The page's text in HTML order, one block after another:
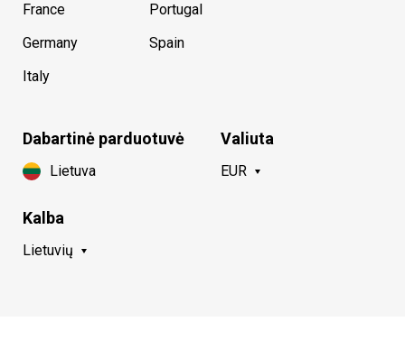
France
Germany
Italy
Portugal
Spain
Dabartinė parduotuvė
Lietuva
Kalba
Lietuvių
Valiuta
EUR